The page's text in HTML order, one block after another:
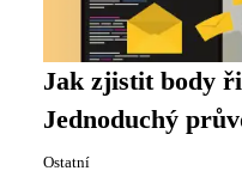
Jak zjistit body
Jednoduchý
Ostatní